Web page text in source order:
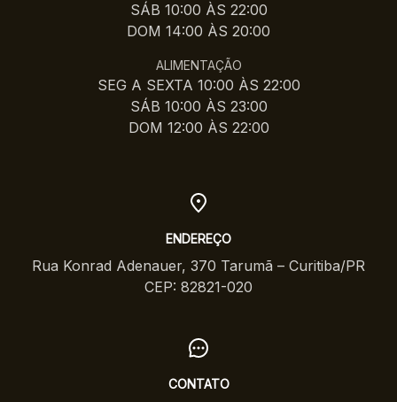
SÁB 10:00 ÀS 22:00
DOM 14:00 ÀS 20:00
ALIMENTAÇÃO
SEG A SEXTA 10:00 ÀS 22:00
SÁB 10:00 ÀS 23:00
DOM 12:00 ÀS 22:00
ENDEREÇO
Rua Konrad Adenauer, 370 Tarumã – Curitiba/PR
CEP: 82821-020
CONTATO